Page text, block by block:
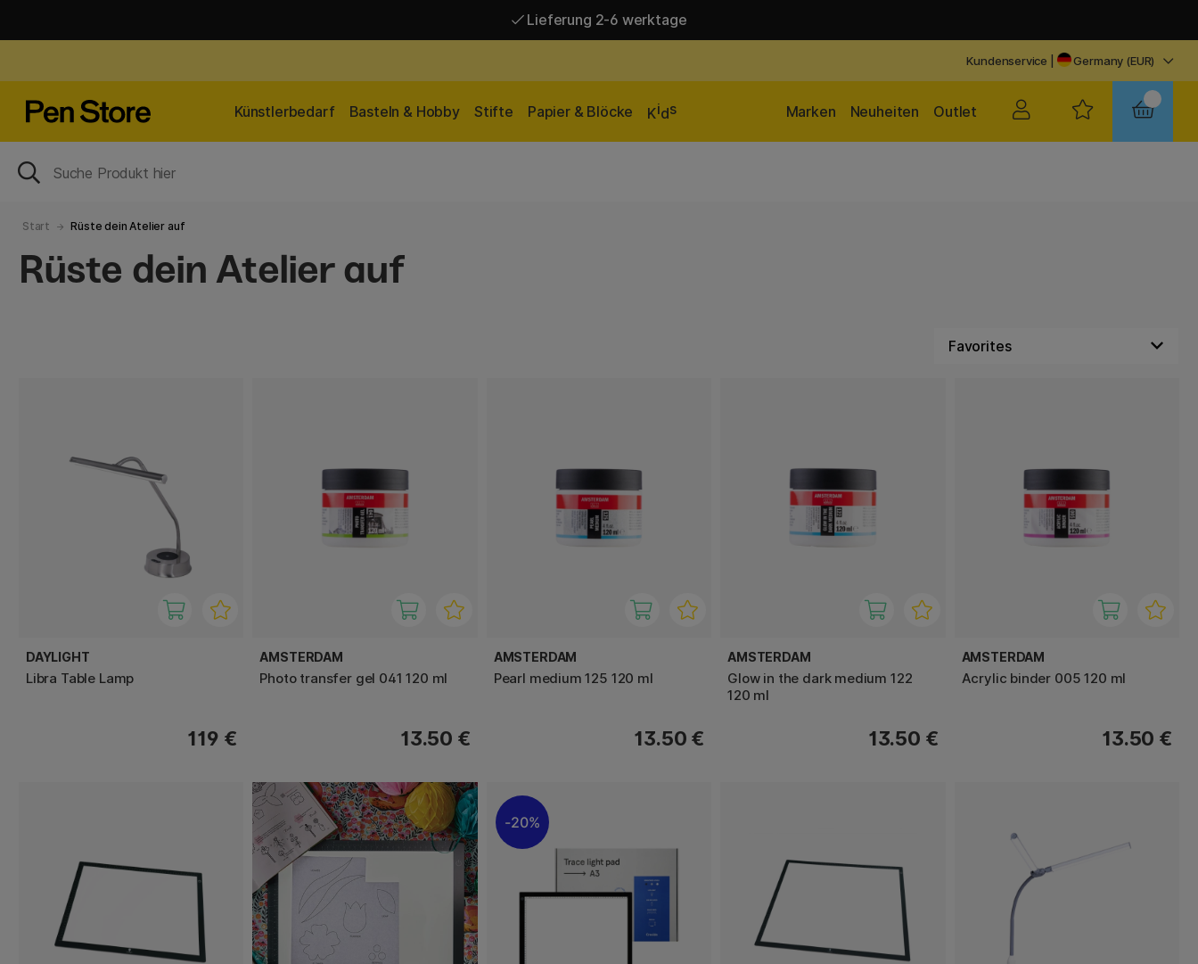
Lieferung 2-6 werktage
Kundenservice Germany (EUR)
Künstlerbedarf Basteln & Hobby Stifte Papier & Blöcke Kids Outlet
Neuheiten
Marken
Start Rüste dein Atelier auf
Rüste dein Atelier auf
DAYLIGHT
Libra Table Lamp
119 €
AMSTERDAM
Photo transfer gel 041 120 ml
13.50 €
AMSTERDAM
Pearl medium 125 120 ml
13.50 €
AMSTERDAM
Glow in the dark medium 122
120 ml
13.50 €
AMSTERDAM
Acrylic binder 005 120 ml
13.50 €
20%